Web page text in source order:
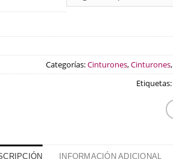
Categorías:Cinturones,Cinturones,
Etiquetas:
INFORMACIÓN ADICIONAL